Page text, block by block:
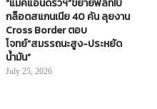
กล็อตสแกนเนีย 40 คัน ลุยงาน
Cross Border ตอบ
โจทย์“สมรรถนะสูง-ประหยัด
น้ำมัน”
July 25, 2026